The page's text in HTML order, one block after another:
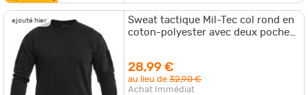
ajouté hier
Sweat tactique Mil-Tec col rond en
coton-polyester avec deux poches
28,99 €
au lieu de32,90 €
Achat Immédiat